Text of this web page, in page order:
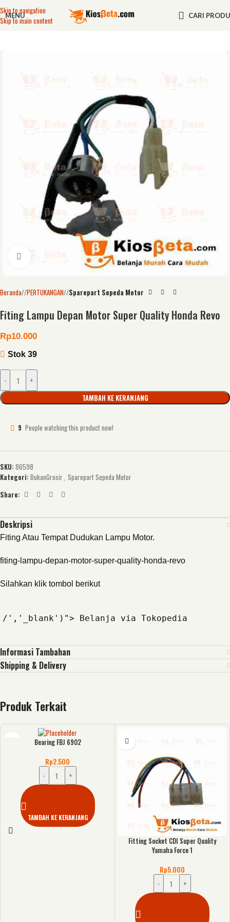
Skip to navigation
Skip to main content
MENU CARI
Beranda/ PERTUKANGAN/ Sparepart Sepeda Motor
Fiting Lampu Depan Motor Super Quality Honda Revo
Rp10.000
Stok 39
-
+
TAMBAH KE KERANJANG
9 People watching this product now!
SKU: 86598
Kategori: BukanGrosir, Sparepart Sepeda Motor
Share:
Deskripsi
Fiting Atau Tempat Dudukan Lampu Motor.
fiting-lampu-depan-motor-super-quality-honda-revo
Silahkan klik tombol berikut
/','_blank')"> Belanja via Tokopedia
Informasi Tambahan
Shipping & Delivery
Produk Terkait
Bearing FBJ 6902
Rp2.500
-
+
TAMBAH KE KERANJANG
Fitting Socket CDI Super Quality
Yamaha Force 1
Rp5.000
-
+